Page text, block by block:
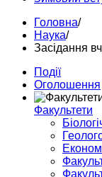
Головна/
Наука/
Засідання
Події
Оголошення
Факультети